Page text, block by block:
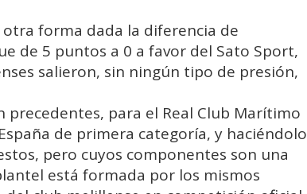
forma dada la diferencia de
de 5 puntos a 0 a favor del Sato Sport,
salieron, sin ningún tipo de presión,
para el Real Club Marítimo
de primera categoría, y haciéndolo
pero cuyos componentes son una
está formada por los mismos